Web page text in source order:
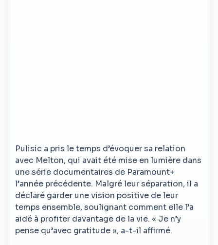
Pulisic a pris le temps d’évoquer sa relation
avec Melton, qui avait été mise en lumière dans
une série documentaires de Paramount+
l’année précédente. Malgré leur séparation, il a
déclaré garder une vision positive de leur
temps ensemble, soulignant comment elle l’a
aidé à profiter davantage de la vie. « Je n’y
pense qu’avec gratitude », a-t-il affirmé.